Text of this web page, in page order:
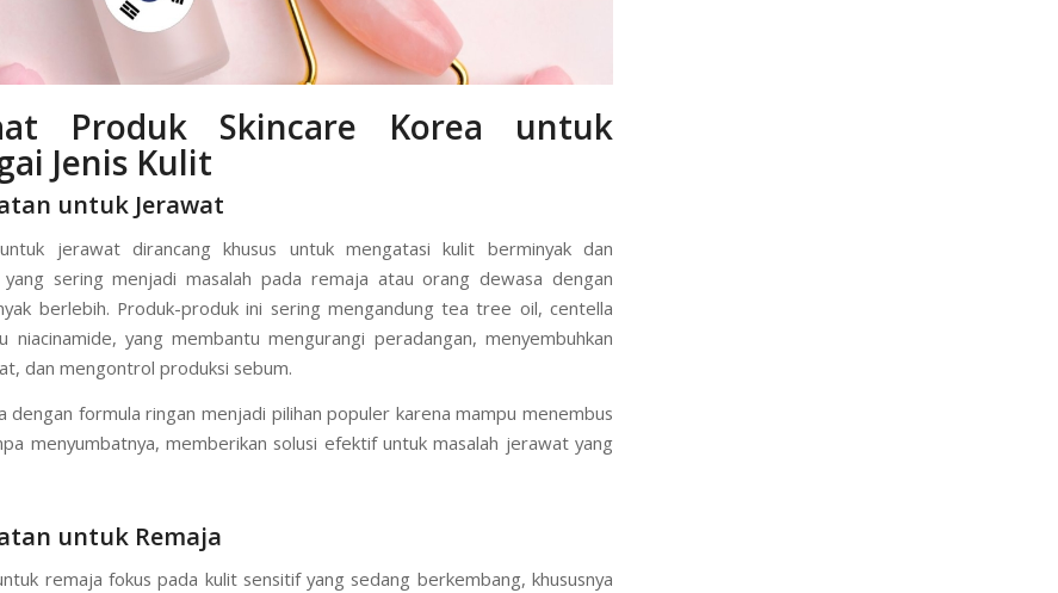
Produk Skincare Korea untuk
Jenis Kulit
untuk Jerawat
jerawat dirancang khusus untuk mengatasi kulit berminyak dan
sering menjadi masalah pada remaja atau orang dewasa dengan
niacinamide, yang membantu mengurangi peradangan, menyembuhkan
dan mengontrol produksi sebum.
menyumbatnya, memberikan solusi efektif untuk masalah jerawat yang